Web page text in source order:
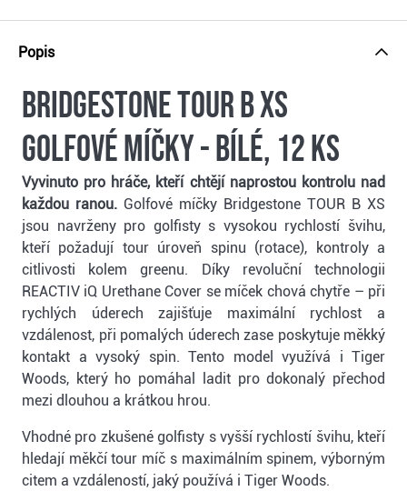
Popis
Bridgestone Tour B XS
golfové míčky - bílé, 12 ks
Vyvinuto pro hráče, kteří chtějí naprostou kontrolu nad
každou ranou. Golfové míčky Bridgestone TOUR B XS
jsou navrženy pro golfisty s vysokou rychlostí švihu,
kteří požadují tour úroveň spinu (rotace), kontroly a
citlivosti kolem greenu. Díky revoluční technologii
REACTIV iQ Urethane Cover se míček chová chytře – při
rychlých úderech zajišťuje maximální rychlost a
vzdálenost, při pomalých úderech zase poskytuje měkký
kontakt a vysoký spin. Tento model využívá i Tiger
Woods, který ho pomáhal ladit pro dokonalý přechod
mezi dlouhou a krátkou hrou.
Vhodné pro zkušené golfisty s vyšší rychlostí švihu, kteří
hledají měkčí tour míč s maximálním spinem, výborným
citem a vzdáleností, jaký používá i Tiger Woods.